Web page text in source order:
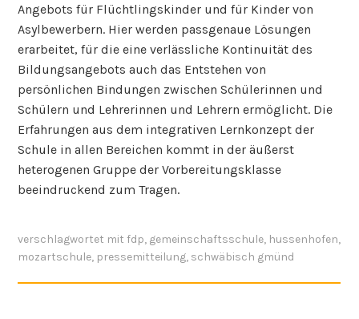
Angebots für Flüchtlingskinder und für Kinder von
Asylbewerbern. Hier werden passgenaue Lösungen
erarbeitet, für die eine verlässliche Kontinuität des
Bildungsangebots auch das Entstehen von
persönlichen Bindungen zwischen Schülerinnen und
Schülern und Lehrerinnen und Lehrern ermöglicht. Die
Erfahrungen aus dem integrativen Lernkonzept der
Schule in allen Bereichen kommt in der äußerst
heterogenen Gruppe der Vorbereitungsklasse
beeindruckend zum Tragen.
verschlagwortet mit fdp, gemeinschaftsschule, hussenhofen,
mozartschule, pressemitteilung, schwäbisch gmünd